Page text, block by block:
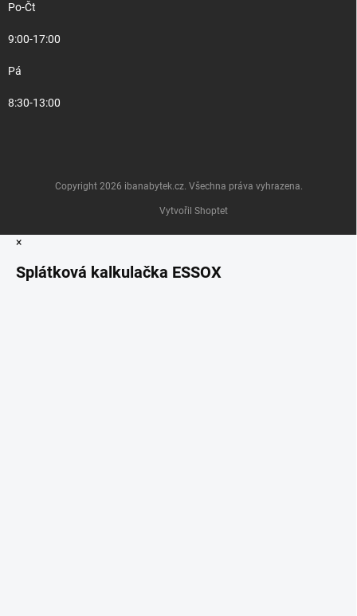
Po-Čt
9:00-17:00
Pá
8:30-13:00
Vytvořil Shoptet
Copyright 2026 ibanabytek.cz. Všechna práva vyhrazena.
×
Splátková kalkulačka ESSOX